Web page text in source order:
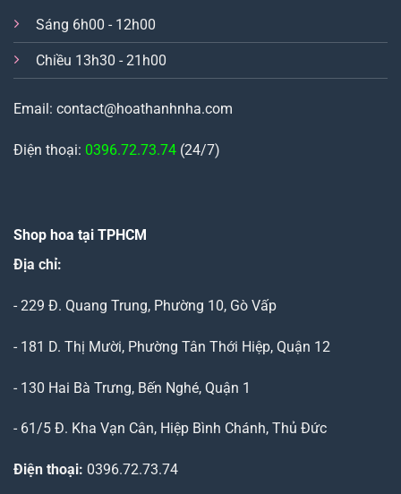
Sáng 6h00 - 12h00
Chiều 13h30 - 21h00
Email: contact@hoathanhnha.com
Điện thoại: 0396.72.73.74 (24/7)
Shop hoa tại TPHCM
Địa chỉ:
- 229 Đ. Quang Trung, Phường 10, Gò Vấp
- 181 D. Thị Mười, Phường Tân Thới Hiệp, Quận 12
- 130 Hai Bà Trưng, Bến Nghé, Quận 1
- 61/5 Đ. Kha Vạn Cân, Hiệp Bình Chánh, Thủ Đức
Điện thoại: 0396.72.73.74